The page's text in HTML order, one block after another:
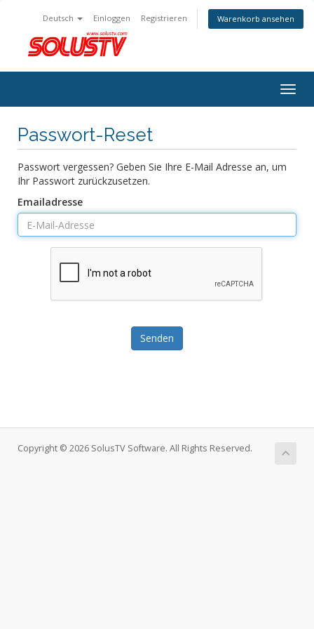
Deutsch Einloggen Registrieren Warenkorb ansehen
Passwort-Reset
Passwort vergessen? Geben Sie Ihre E-Mail Adresse an, um
Ihr Passwort zurückzusetzen.
Emailadresse
Senden
Copyright © 2026 SolusTV Software. All Rights Reserved.